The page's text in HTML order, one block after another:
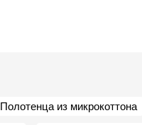
Полотенца из микрокоттона